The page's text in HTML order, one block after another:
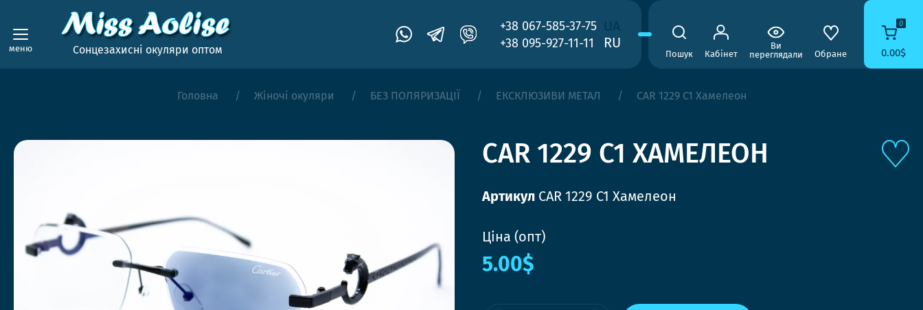
меню Сонцезахисні окуляри оптом
+38 067-585-37-75
+38 095-927-11-11
RU
Пошук Кабінет
Ви
переглядали
Обране
0
0.00$
Головна Жіночі окуляри БЕЗ ПОЛЯРИЗАЦІЇ ЕКСКЛЮЗИВИ МЕТАЛ CAR 1229 C1 Хамелеон
CAR 1229 C1 ХАМЕЛЕОН
Артикул CAR 1229 C1 Хамелеон
Ціна (опт)
5.00$